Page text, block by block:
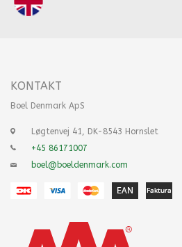
KONTAKT
Boel Denmark ApS
Løgtenvej 41, DK-8543 Hornslet
+45 86171007
boel@boeldenmark.com